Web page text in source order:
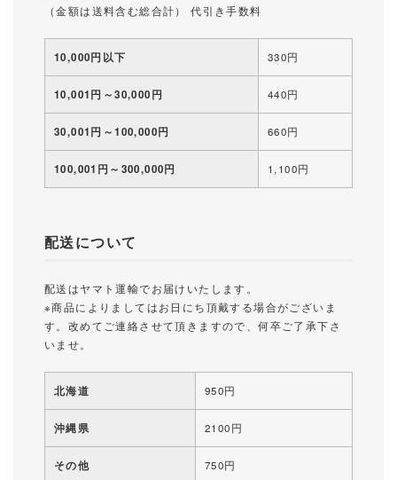
（金額は送料含む総合計） 代引き手数料
10,000円以下 330円
10,001円～30,000円 440円
30,001円～100,000円 660円
100,001円～300,000円 1,100円
配送について
配送はヤマト運輸でお届けいたします。
※商品によりましてはお日にち頂戴する場合がございま
す。改めてご連絡させて頂きますので、何卒ご了承下さ
いませ。
北海道 950円
沖縄県 2100円
その他 750円